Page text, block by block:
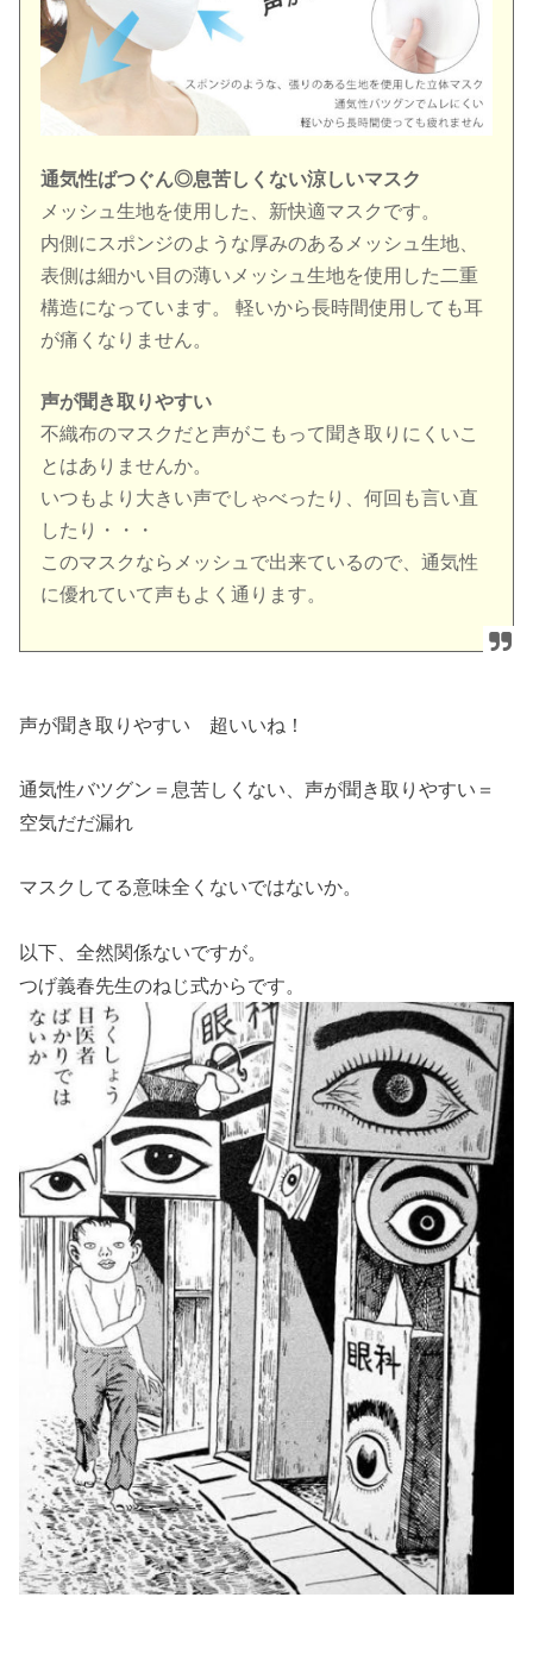
通気性ばつぐん◎息苦しくない涼しいマスク
メッシュ生地を使用した、新快適マスクです。
内側にスポンジのような厚みのあるメッシュ生地、
表側は細かい目の薄いメッシュ生地を使用した二重
構造になっています。 軽いから長時間使用しても耳
が痛くなりません。
声が聞き取りやすい
不織布のマスクだと声がこもって聞き取りにくいこ
とはありませんか。
いつもより大きい声でしゃべったり、何回も言い直
したり・・・
このマスクならメッシュで出来ているので、通気性
に優れていて声もよく通ります。
声が聞き取りやすい 超いいね！
通気性バツグン＝息苦しくない、声が聞き取りやすい＝
空気だだ漏れ
マスクしてる意味全くないではないか。
以下、全然関係ないですが。
つげ義春先生のねじ式からです。